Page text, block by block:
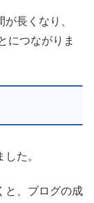
長くなり、
につながりま
た。
と、ブログの成